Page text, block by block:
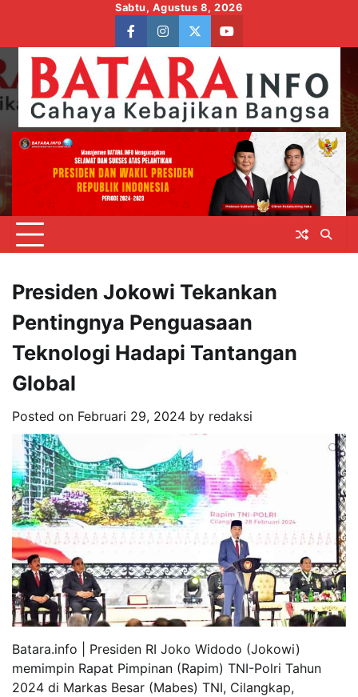
content
Sabtu, Agustus 8, 2026
facebookinstagram
twitteryoutube
Presiden Jokowi Tekankan
Pentingnya Penguasaan
Teknologi Hadapi Tantangan
Global
Posted on Februari 29, 2024 by redaksi
Batara.info | Presiden RI Joko Widodo (Jokowi)
memimpin Rapat Pimpinan (Rapim) TNI-Polri Tahun
2024 di Markas Besar (Mabes) TNI, Cilangkap,